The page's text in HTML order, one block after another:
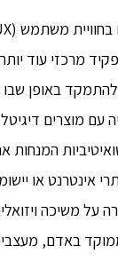
מרכזי עוד
באופן
עם מוצרים
אינטרנט או
על משיכה
באדם,